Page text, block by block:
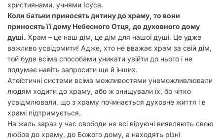
християнами, учнями Ісуса.
Коли батьки приносять дитину до храму, то вони
приносять її дому Небесного Отця, до духовного дому
душі. Храм – це наш дім, це дім для нашої душі. Це удже
важливо усвідомити! Адже, хто не вважає храм за свій дім,
той буде всіма способами уникати увійти до нього і не
подумає навіть запросити ще й інших.
Атеїстичні системи всіма можливостями унеможливлювали
людям ходити до храму, або ж знищували їх, бо чітко
усвідмлювали, що з храму починається духовне життя і в
храмі підтримується.
На жаль зараз у час свободи не всі віруючі виявляють свою
любов до храму, до Божого дому, а находять різні